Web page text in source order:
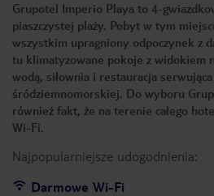
Grupotel Imperio Playa to 4-
piaszczystej plaży. Pobyt w tym
wszystkim upragniony odpoczynek z
tu klimatyzowane pokoje z widokiem
wodą, siłownia i restauracja
śródziemnomorskiej. Do wyboru
również fakt, że na terenie całego
Wi-Fi.
Najpopularniejsze udogodnienia:
Darmowe Wi-Fi